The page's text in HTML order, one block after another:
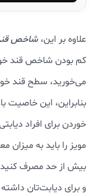
علاوه بر این، شاخص
کم بودن شاخص قند
می‌خورید، سطح قند
بنابراین، این خاصیت
خوردن برای افراد
مویز را باید به
بیش از حد مصرف
و برای دیابت‌تان